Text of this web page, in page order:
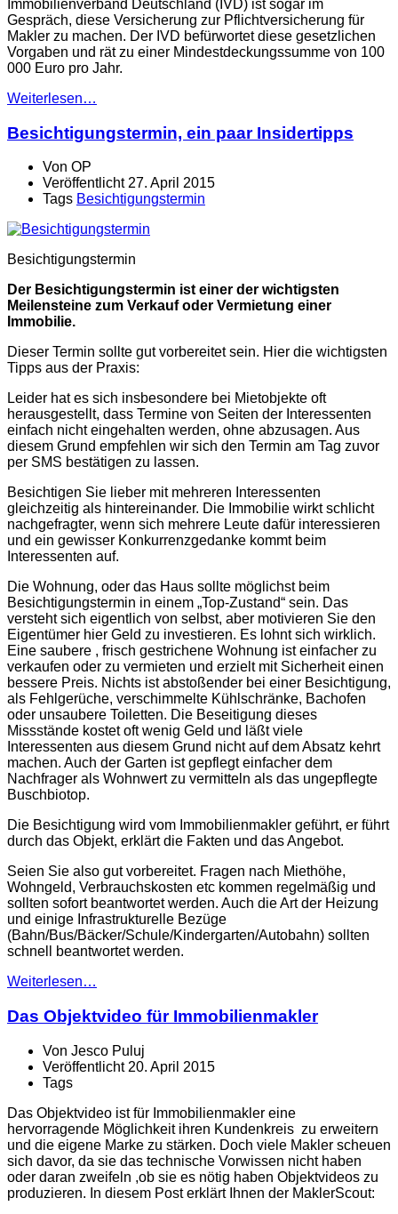
Immobilienverband Deutschland (IVD) ist sogar im
Gespräch, diese Versicherung zur Pflichtversicherung für
Makler zu machen. Der IVD befürwortet diese gesetzlichen
Vorgaben und rät zu einer Mindestdeckungssumme von 100
000 Euro pro Jahr.
Weiterlesen…
Besichtigungstermin, ein paar Insidertipps
Von OP
Veröffentlicht27. April 2015
Tags Besichtigungstermin
Besichtigungstermin
Der Besichtigungstermin ist einer der wichtigsten
Meilensteine zum Verkauf oder Vermietung einer
Immobilie.
Dieser Termin sollte gut vorbereitet sein. Hier die wichtigsten
Tipps aus der Praxis:
Leider hat es sich insbesondere bei Mietobjekte oft
herausgestellt, dass Termine von Seiten der Interessenten
einfach nicht eingehalten werden, ohne abzusagen. Aus
diesem Grund empfehlen wir sich den Termin am Tag zuvor
per SMS bestätigen zu lassen.
Besichtigen Sie lieber mit mehreren Interessenten
gleichzeitig als hintereinander. Die Immobilie wirkt schlicht
nachgefragter, wenn sich mehrere Leute dafür interessieren
und ein gewisser Konkurrenzgedanke kommt beim
Interessenten auf.
Die Wohnung, oder das Haus sollte möglichst beim
Besichtigungstermin in einem „Top-Zustand“ sein. Das
versteht sich eigentlich von selbst, aber motivieren Sie den
Eigentümer hier Geld zu investieren. Es lohnt sich wirklich.
Eine saubere , frisch gestrichene Wohnung ist einfacher zu
verkaufen oder zu vermieten und erzielt mit Sicherheit einen
bessere Preis. Nichts ist abstoßender bei einer Besichtigung,
als Fehlgerüche, verschimmelte Kühlschränke, Bachofen
oder unsaubere Toiletten. Die Beseitigung dieses
Missstände kostet oft wenig Geld und läßt viele
Interessenten aus diesem Grund nicht auf dem Absatz kehrt
machen. Auch der Garten ist gepflegt einfacher dem
Nachfrager als Wohnwert zu vermitteln als das ungepflegte
Buschbiotop.
Die Besichtigung wird vom Immobilienmakler geführt, er führt
durch das Objekt, erklärt die Fakten und das Angebot.
Seien Sie also gut vorbereitet. Fragen nach Miethöhe,
Wohngeld, Verbrauchskosten etc kommen regelmäßig und
sollten sofort beantwortet werden. Auch die Art der Heizung
und einige Infrastrukturelle Bezüge
(Bahn/Bus/Bäcker/Schule/Kindergarten/Autobahn) sollten
schnell beantwortet werden.
Weiterlesen…
Das Objektvideo für Immobilienmakler
Von Jesco Puluj
Veröffentlicht20. April 2015
Tags
Das Objektvideo ist für Immobilienmakler eine
hervorragende Möglichkeit ihren Kundenkreis zu erweitern
und die eigene Marke zu stärken. Doch viele Makler scheuen
sich davor, da sie das technische Vorwissen nicht haben
oder daran zweifeln ,ob sie es nötig haben Objektvideos zu
produzieren. In diesem Post erklärt Ihnen der MaklerScout: